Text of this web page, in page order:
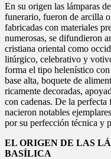
En su origen las lámparas
funerario, fueron de arcilla
fabricadas con materiales
numerosas, se difundieron
cristiana oriental como
litúrgico, celebrativo y
forma el tipo helenístico
base alta, boquete de
ricamente decoradas,
con cadenas. De la
nacieron notables
por su perfección técnica y
EL ORIGEN DE LAS
BASÍLICA